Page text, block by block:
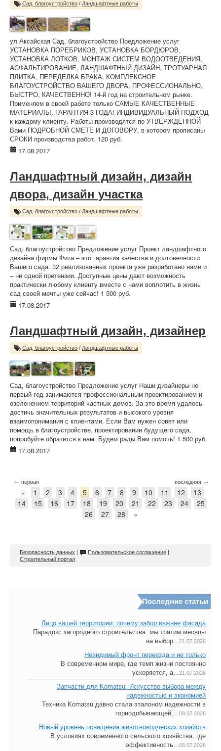
Сад, благоустройство / Ландшафтные работы
ул Аксайская Сад, благоустройство Предложение услуг
УСТАНОВКА ПОРЕБРИКОВ, УСТАНОВКА БОРДЮРОВ,
УСТАНОВКА ЛОТКОВ, МОНТАЖ СИСТЕМ ВОДООТВЕДЕНИЯ,
АСФАЛЬТИРОВАНИЕ, ЛАНДШАФТНЫЙ ДИЗАЙН, ТРОТУАРНАЯ
ПЛИТКА, ПЕРЕДЕЛКА БРАКА, КОМПЛЕКСНОЕ
БЛАГОУСТРОЙСТВО ВАШЕГО ДВОРА. ПРОФЕССИОНАЛЬНО,
БЫСТРО, КАЧЕСТВЕННО! 14-й год на строительном рынке.
Применяем в своей работе только САМЫЕ КАЧЕСТВЕННЫЕ
МАТЕРИАЛЫ. ГАРАНТИЯ 3 ГОДА! ИНДИВИДУАЛЬНЫЙ ПОДХОД
к каждому клиенту. Работы производятся по УТВЕРЖДЁННОЙ
Вами ПОДРОБНОЙ СМЕТЕ И ДОГОВОРУ, в котором прописаны
СРОКИ производства работ. 120 руб.
17.08.2017
Ландшафтный дизайн, дизайн
двора, дизайн участка
Сад, благоустройство / Ландшафтные работы
Сад, благоустройство Предложение услуг Проект ландшафтного
дизайна фирмы Фита – это гарантия качества и долговечности
Вашего сада. 32 реализованных проекта уже разработано нами и
– ни одной претензии. Доступные цены дают возможность
практически любому клиенту вместе с нами воплотить в жизнь
сад своей мечты уже сейчас! 1 500 руб.
17.08.2017
Ландшафтный дизайн, дизайнер
Сад, благоустройство / Ландшафтные работы
Сад, благоустройство Предложение услуг Наши дизайнеры не
первый год занимаются профессиональным проектированием и
озеленением территорий частных домов. За это время удалось
достичь значительных результатов и высокого уровня
взаимопонимания с клиентами. Если Вам нужен совет или
помощь в благоустройстве, проектировании будущего сада,
попробуйте обратится к нам. Будем рады Вам помочь! 1 500 руб.
17.08.2017
← первая последняя →
« 1 2 3 4 5 6 7 8 9 10 11 12
13
14
15 16 17 18 19 20 21 22 23 24
25
26
27 28 »
Безопасность данных | Пользовательское соглашение |
Строительный портал
Последние статьи
Лицо вашей территории: почему забор важнее фасада
Парадокс загородного строительства: мы тратим месяцы
на выбор...21.07.2026
Невидимый фронт переезда и не только
В современном мире, где темп жизни постоянно
ускоряется, а...21.07.2026
Запчасти для Komatsu. Искусство выбора между
надежностью и экономией
Техника Komatsu давно стала эталоном надежности в
горнодобывающей,...09.07.2026
Новый уровень оснащения животноводческих хозяйств
В условиях современного сельского хозяйства, где
эффективность...06.07.2026